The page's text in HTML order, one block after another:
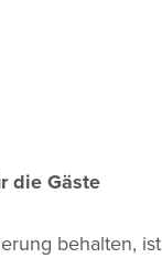
die Gäste
behalten, ist